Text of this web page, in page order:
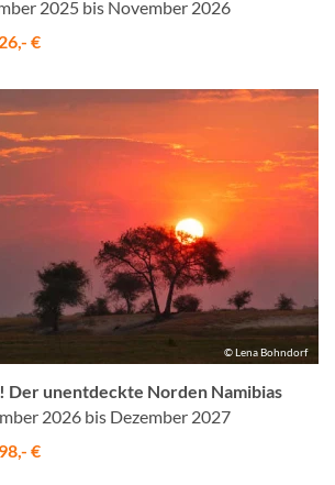
2025 bis November 2026
€
© Lena Bohndorf
Der unentdeckte Norden Namibias
2026 bis Dezember 2027
€